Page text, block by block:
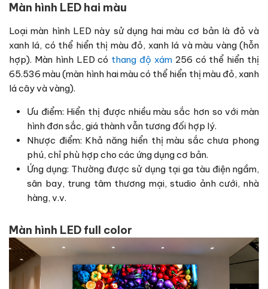
Màn hình LED hai màu
Loại màn hình LED này sử dụng hai màu cơ bản là đỏ và
xanh lá, có thể hiển thị màu đỏ, xanh lá và màu vàng (hỗn
hợp). Màn hình LED có thang độ xám256 có thể hiển thị
65.536 màu (màn hình hai màu có thể hiển thị màu đỏ, xanh
lá cây và vàng).
Ưu điểm: Hiển thị được nhiều màu sắc hơn so với màn
hình đơn sắc, giá thành vẫn tương đối hợp lý.
Nhược điểm: Khả năng hiển thị màu sắc chưa phong
phú, chỉ phù hợp cho các ứng dụng cơ bản.
Ứng dụng: Thường được sử dụng tại ga tàu điện ngầm,
sân bay, trung tâm thương mại, studio ảnh cưới, nhà
hàng, v.v.
Màn hình LED full color